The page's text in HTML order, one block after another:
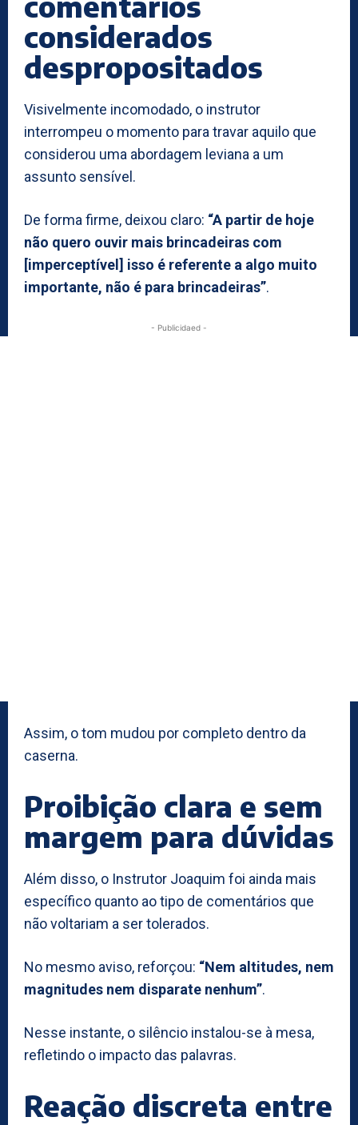
considerados
despropositados
Visivelmente incomodado, o instrutor
interrompeu o momento para travar aquilo que
considerou uma abordagem leviana a um
assunto sensível.
De forma firme, deixou claro: “A partir de hoje
não quero ouvir mais brincadeiras com
[imperceptível] isso é referente a algo muito
importante, não é para brincadeiras”.
- Publicidaed -
Assim, o tom mudou por completo dentro da
caserna.
Proibição clara e sem
margem para dúvidas
Além disso, o Instrutor Joaquim foi ainda mais
específico quanto ao tipo de comentários que
não voltariam a ser tolerados.
No mesmo aviso, reforçou: “Nem altitudes, nem
magnitudes nem disparate nenhum”.
Nesse instante, o silêncio instalou-se à mesa,
refletindo o impacto das palavras.
Reação discreta entre